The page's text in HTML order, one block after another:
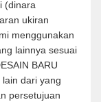
(dinara
ukiran
menggunakan
lainnya sesuai
BARU
dari yang
persetujuan